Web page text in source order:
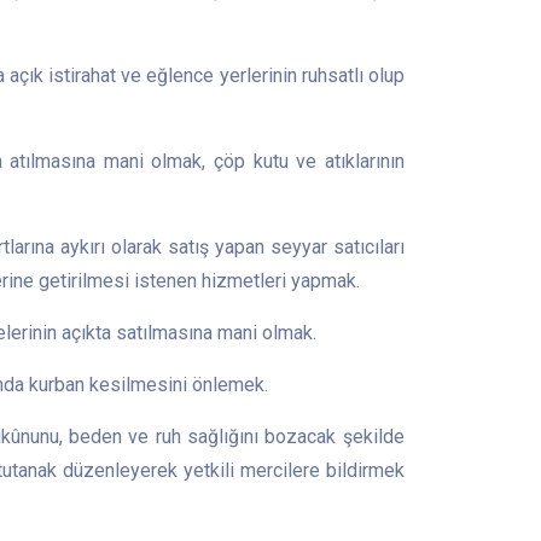
istirahat ve eğlence yerlerinin ruhsatlı olup
mani olmak, çöp kutu ve atıklarının
aykırı olarak satış yapan seyyar satıcıları
getirilmesi istenen hizmetleri yapmak.
açıkta satılmasına mani olmak.
kurban kesilmesini önlemek.
beden ve ruh sağlığını bozacak şekilde
düzenleyerek yetkili mercilere bildirmek